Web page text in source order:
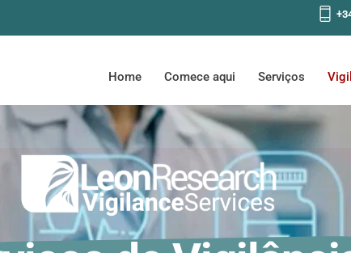
Home Comece aqui Serviços